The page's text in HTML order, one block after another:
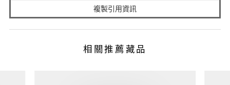
複製引用資訊
相關推薦藏品